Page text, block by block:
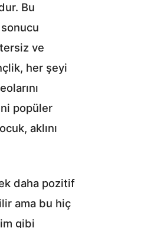
Bu
ve
her şeyi
popüler
aklını
daha pozitif
ama bu hiç
gibi